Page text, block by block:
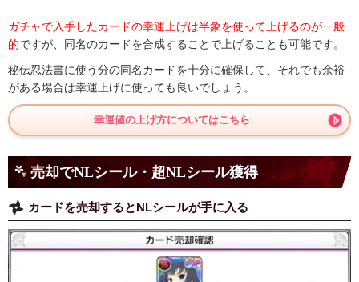
ガチャで入手したカードの幸運上げは半象を使って上げるのが一般
的ですが、同名のカードを合成することで上げることも可能です。
秘伝忍法書に使う分の同名カードを十分に確保して、それでも余裕
がある場合は幸運上げに使っても良いでしょう。
幸運値の上げ方についてはこちら
売却でNLシール・超NLシール獲得
カードを売却するとNLシールが手に入る